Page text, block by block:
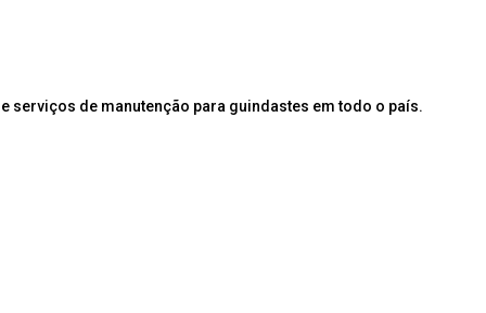
serviços de manutenção para guindastes em todo o país.